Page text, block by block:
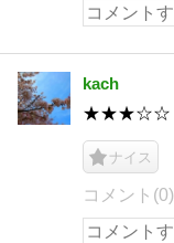
kach
★★★☆☆
ナイス
コメント(0)